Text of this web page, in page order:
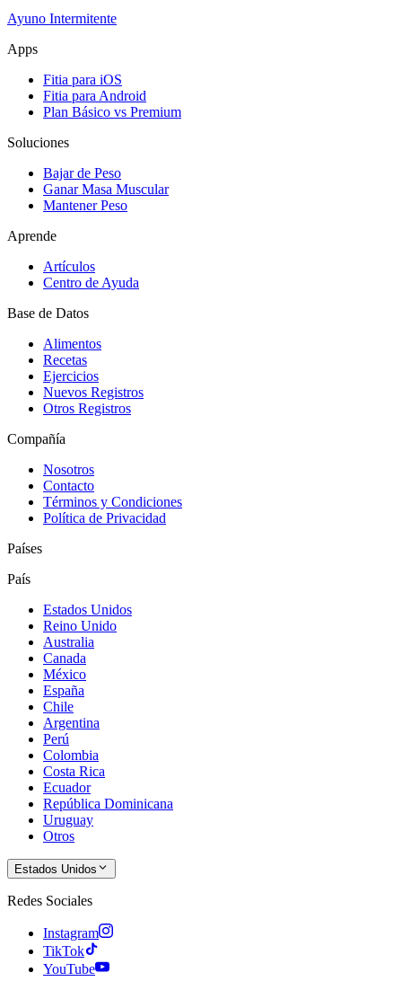
Ayuno Intermitente
Apps
Fitia para iOS
Fitia para Android
Plan Básico vs Premium
Soluciones
Bajar de Peso
Ganar Masa Muscular
Mantener Peso
Aprende
Artículos
Centro de Ayuda
Base de Datos
Alimentos
Recetas
Ejercicios
Nuevos Registros
Otros Registros
Compañía
Nosotros
Contacto
Términos y Condiciones
Política de Privacidad
Países
País
Estados Unidos
Reino Unido
Australia
Canada
México
España
Chile
Argentina
Perú
Colombia
Costa Rica
Ecuador
República Dominicana
Uruguay
Otros
Estados Unidos
Redes Sociales
Instagram
TikTok
YouTube